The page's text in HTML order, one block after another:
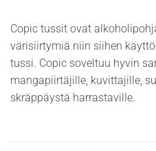
Copic tussit ovat
värisiirtymiä niin siihen
tussi. Copic soveltuu hyvin
mangapiirtäjille, kuvittajille,
skräppäystä harrastaville.